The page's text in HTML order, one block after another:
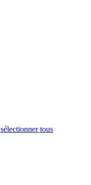
sélectionner tous